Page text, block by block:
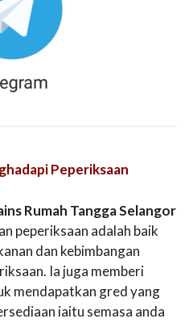
Peperiksaan
Rumah Tangga Selangor
peperiksaan adalah baik
dan kebimbangan
Ia juga memberi
mendapatkan gred yang
iaitu semasa anda